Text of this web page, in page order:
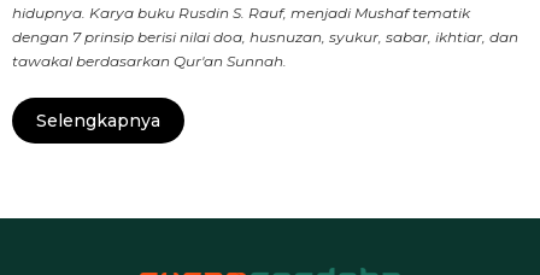
hidupnya. Karya buku Rusdin S. Rauf, menjadi Mushaf tematik
dengan 7 prinsip berisi nilai doa, husnuzan, syukur, sabar, ikhtiar, dan
tawakal berdasarkan Qur'an Sunnah.
Selengkapnya